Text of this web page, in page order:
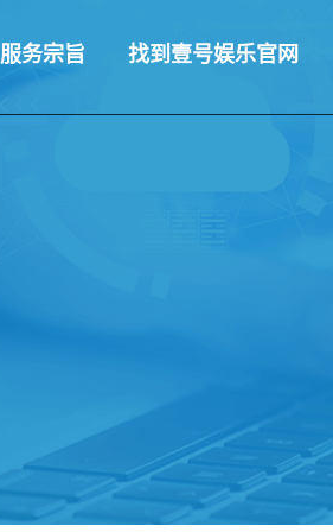
服务宗旨 找到壹号娱乐官网